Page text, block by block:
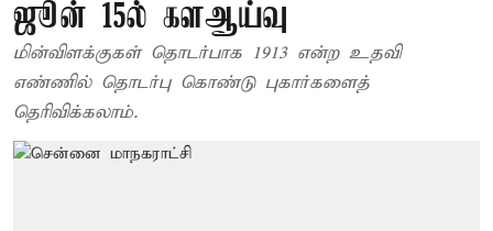
ஜூன் 15ல் களஆய்வு
மின்விளக்குகள் தொடர்பாக 1913 என்ற உதவி
எண்ணில் தொடர்பு கொண்டு புகார்களைத்
தெரிவிக்கலாம்.